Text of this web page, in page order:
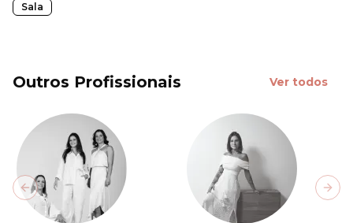
Sala
Outros Profissionais Ver todos
Previous slide